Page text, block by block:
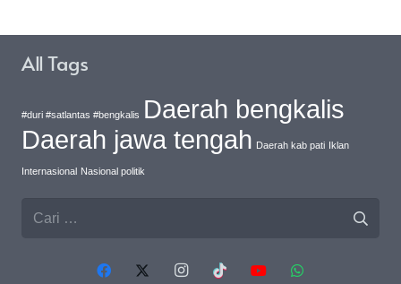
All Tags
#duri #satlantas #bengkalis Daerah bengkalis
Daerah jawa tengah Daerah kab pati Iklan
Internasional Nasional politik
Cari